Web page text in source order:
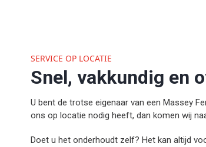
SERVICE OP LOCATIE
Snel, vakkundig en
U bent de trotse eigenaar van een Massey
ons op locatie nodig heeft, dan komen wij
Doet u het onderhoudt zelf? Het kan altijd